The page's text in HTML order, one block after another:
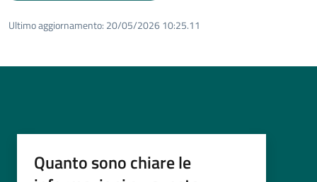
Ultimo aggiornamento: 20/05/2026 10:25.11
Quanto sono chiare le